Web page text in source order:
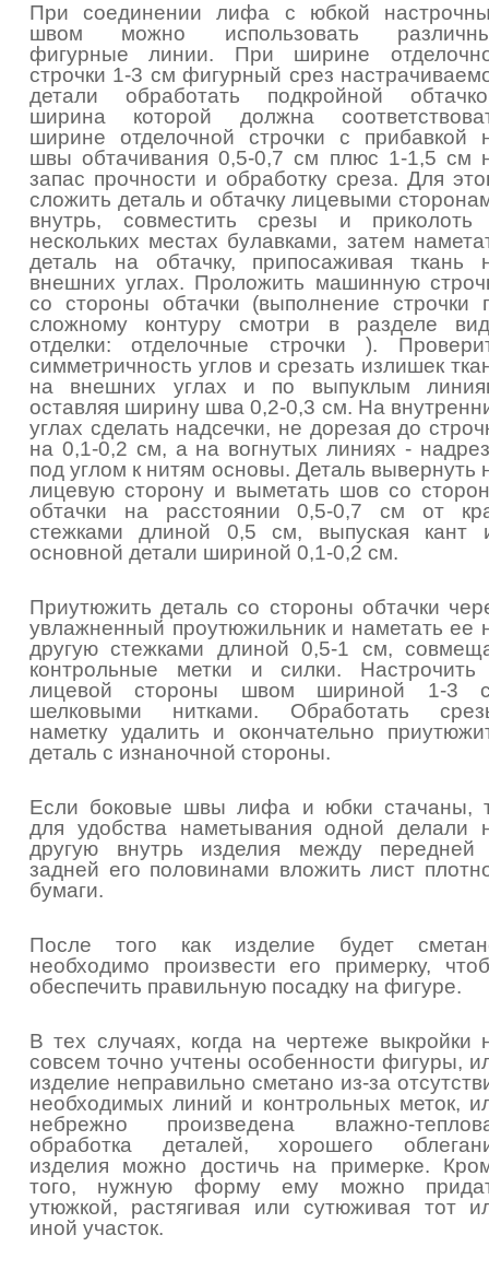
При соединении лифа с юбкой
швом можно использовать
фигурные линии. При ширине
строчки 1-3 см фигурный срез
детали обработать подкройной
ширина которой должна
ширине отделочной строчки с прибавкой
швы обтачивания 0,5-0,7 см плюс 1-1,5 см
запас прочности и обработку среза. Для
сложить деталь и обтачку лицевыми
внутрь, совместить срезы и
нескольких местах булавками, затем
деталь на обтачку, припосаживая ткань
внешних углах. Проложить машинную
со стороны обтачки (выполнение строчки
сложному контуру смотри в разделе
отделки: отделочные строчки ).
симметричность углов и срезать излишек
на внешних углах и по выпуклым
оставляя ширину шва 0,2-0,3 см. На
углах сделать надсечки, не дорезая до
на 0,1-0,2 см, а на вогнутых линиях -
под углом к нитям основы. Деталь вывернуть
лицевую сторону и выметать шов со
обтачки на расстоянии 0,5-0,7 см от
стежками длиной 0,5 см, выпуская кант
основной детали шириной 0,1-0,2 см.
Приутюжить деталь со стороны обтачки
увлажненный проутюжильник и наметать ее
другую стежками длиной 0,5-1 см,
контрольные метки и силки.
лицевой стороны швом шириной 1-3
шелковыми нитками. Обработать
наметку удалить и окончательно
деталь с изнаночной стороны.
Если боковые швы лифа и юбки стачаны,
для удобства наметывания одной делали
другую внутрь изделия между
задней его половинами вложить лист
бумаги.
После того как изделие будет
необходимо произвести его примерку,
обеспечить правильную посадку на фигуре.
В тех случаях, когда на чертеже выкройки
совсем точно учтены особенности фигуры,
изделие неправильно сметано из-за
необходимых линий и контрольных меток,
небрежно произведена влажно-
обработка деталей, хорошего
изделия можно достичь на примерке.
того, нужную форму ему можно
утюжкой, растягивая или сутюживая тот
иной участок.